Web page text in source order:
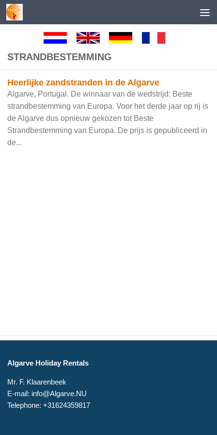
Skip to content
STRANDBESTEMMING
Heerlijke zandstranden in de Algarve
Algarve, Portugal. De winnaar van de wedstrijd: Beste
strandbestemming van Europa. Voor het derde jaar op rij is
de Algarve dus opnieuw gekozen tot Beste
Strandbestemming van Europa. De prijs is gepubliceerd in
de...
Algarve Holiday Rentals
Mr. F. Klaarenbeek
E-mail: info@Algarve.NU
Telephone: +31624359817